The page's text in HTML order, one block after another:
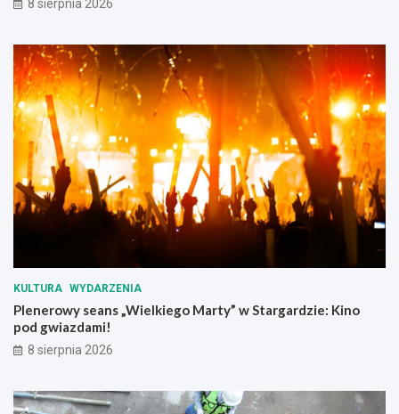
y
w
y
c
h
!
d
z
c
z
e
g
ó
ł
y
!
8 sierpnia 2026
KULTURA WYDARZENIA
Plenerowy seans „Wielkiego Marty” w Stargardzie: Kino
pod gwiazdami!
8 sierpnia 2026